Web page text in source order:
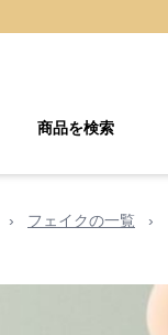
商品を検索
› フェイクの一覧 ›